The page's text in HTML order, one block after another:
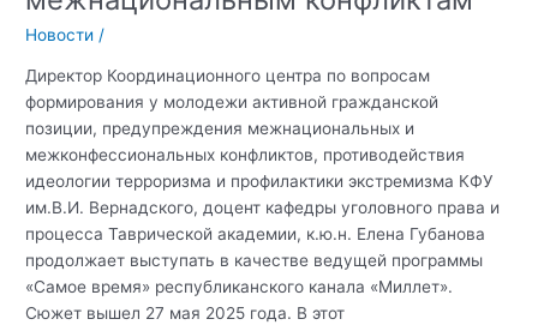
Новости /
Директор Координационного центра по вопросам
формирования у молодежи активной гражданской
позиции, предупреждения межнациональных и
межконфессиональных конфликтов, противодействия
идеологии терроризма и профилактики экстремизма КФУ
им.В.И. Вернадского, доцент кафедры уголовного права и
процесса Таврической академии, к.ю.н. Елена Губанова
продолжает выступать в качестве ведущей программы
«Самое время» республиканского канала «Миллет».
Сюжет вышел 27 мая 2025 года. В этот